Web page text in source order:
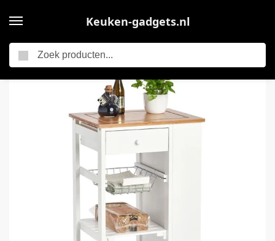
Keuken-gadgets.nl
Keuken trolley/kastje met uitschuifbare mandjes, wijnrek en plankjes aan de zijkant 50 x 86 cm – Woondecoratie – Keuken accessoires/benodigdheden – Bijzetkastjes – Trolleys